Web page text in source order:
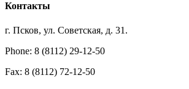
Контакты
г. Псков, ул. Советская, д. 31.
Phone: 8 (8112) 29-12-50
Fax: 8 (8112) 72-12-50